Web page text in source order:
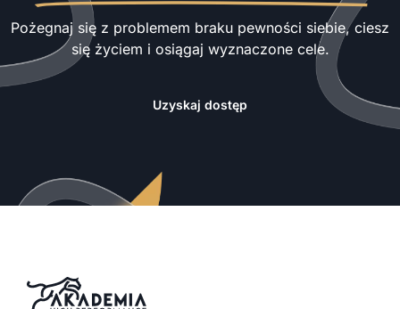
Pożegnaj się z problemem braku pewności siebie, ciesz
się życiem i osiągaj wyznaczone cele.
Uzyskaj dostęp